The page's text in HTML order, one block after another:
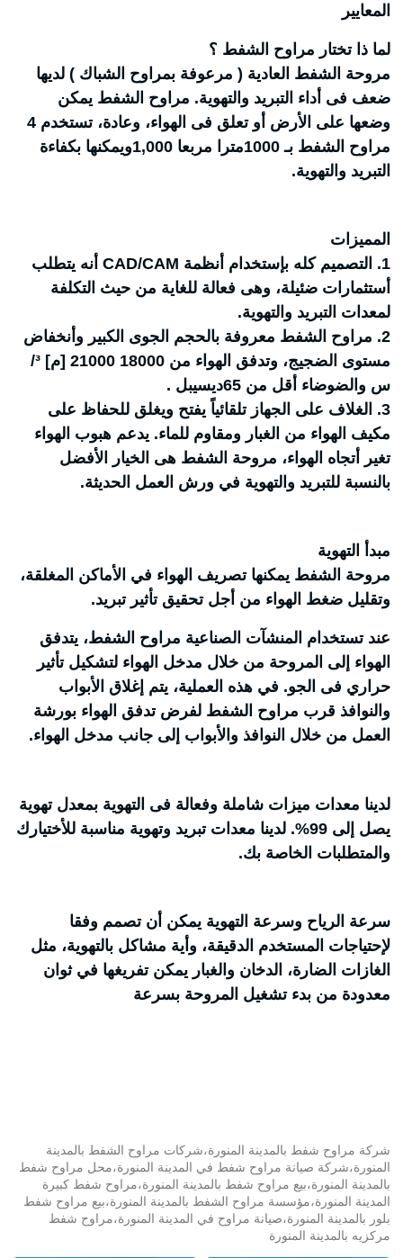
المعايير
لما ذا تختار مراوح الشفط ؟
مروحة الشفط العادية ( مرعوفة بمراوح الشباك ) لديها
ضعف فى أداء التبريد والتهوية. مراوح الشفط يمكن
وضعها على الأرض أو تعلق فى الهواء، وعادة، تستخدم 4
مراوح الشفط بـ 1000مترا مربعا 1,000ويمكنها بكفاءة
التبريد والتهوية.
المميزات
1. التصميم كله بإستخدام أنظمة CAD/CAM أنه يتطلب
أستثمارات ضئيلة، وهى فعالة للغاية من حيث التكلفة
لمعدات التبريد والتهوية.
2. مراوح الشفط معروفة بالحجم الجوى الكبير وأنخفاض
مستوى الضجيج، وتدفق الهواء من 18000 21000 [م] ³/
س والضوضاء أقل من 65ديسيبل .
3. الغلاف على الجهاز تلقائياً يفتح ويغلق للحفاظ على
مكيف الهواء من الغبار ومقاوم للماء. يدعم هبوب الهواء
تغير أتجاه الهواء، مروحة الشفط هى الخيار الأفضل
بالنسبة للتبريد والتهوية في ورش العمل الحديثة.
مبدأ التهوية
مروحة الشفط يمكنها تصريف الهواء في الأماكن المغلقة،
وتقليل ضغط الهواء من أجل تحقيق تأثير تبريد.
عند تستخدام المنشآت الصناعية مراوح الشفط، يتدفق
الهواء إلى المروحة من خلال مدخل الهواء لتشكيل تأثير
حراري فى الجو. في هذه العملية، يتم إغلاق الأبواب
والنوافذ قرب مراوح الشفط لفرض تدفق الهواء بورشة
العمل من خلال النوافذ والأبواب إلى جانب مدخل الهواء.
لدينا معدات ميزات شاملة وفعالة فى التهوية بمعدل تهوية
يصل إلى 99%. لدينا معدات تبريد وتهوية مناسبة للأختيارك
والمتطلبات الخاصة بك.
سرعة الرياح وسرعة التهوية يمكن أن تصمم وفقا
لإحتياجات المستخدم الدقيقة، وأية مشاكل بالتهوية، مثل
الغازات الضارة، الدخان والغبار يمكن تفريغها في ثوان
معدودة من بدء تشغيل المروحة بسرعة
شركة مراوح شفط بالمدينة المنورة،شركات مراوح الشفط بالمدينة
المنورة،شركة صيانة مراوح شفط في المدينة المنورة،محل مراوح شفط
بالمدينة المنورة،بيع مراوح شفط بالمدينة المنورة،مراوح شفط كبيرة
المدينة المنورة،مؤسسة مراوح الشفط بالمدينة المنورة،بيع مراوح شفط
بلور بالمدينة المنورة،صيانة مراوح في المدينة المنورة،مراوح شفط
مركزيه بالمدينة المنورة